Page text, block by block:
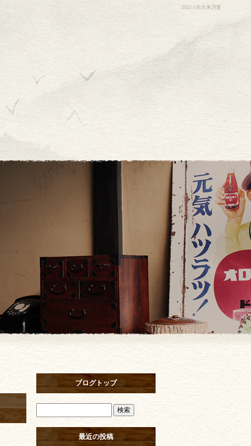
2023 5月|久米乃里
ブログトップ
最近の投稿